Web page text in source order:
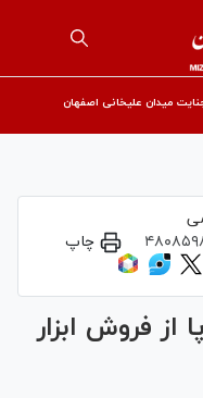
میدان علیخانی اصفهان
چاپ
از فروش ابزار